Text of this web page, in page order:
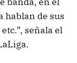
hablan de sus
señala el